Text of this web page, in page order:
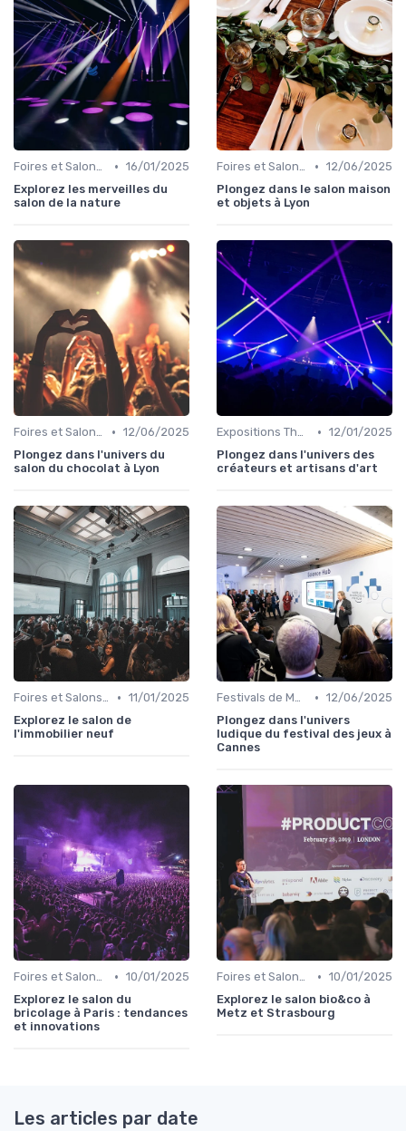
Foires et Salons Grand Public • 16/01/2025
Explorez les merveilles du
salon de la nature
Foires et Salons Grand Public • 12/06/2025
Plongez dans le salon maison
et objets à Lyon
Foires et Salons Grand Public • 12/06/2025
Plongez dans l'univers du
salon du chocolat à Lyon
Expositions Thématiques et Musées Itinérants • 12/01/2025
Plongez dans l'univers des
créateurs et artisans d'art
Foires et Salons Grand Public • 11/01/2025
Explorez le salon de
l'immobilier neuf
Festivals de Musique et Culturels • 12/06/2025
Plongez dans l'univers
ludique du festival des jeux à
Cannes
Foires et Salons Grand Public • 10/01/2025
Explorez le salon du
bricolage à Paris : tendances
et innovations
Foires et Salons Grand Public • 10/01/2025
Explorez le salon bio&co à
Metz et Strasbourg
Les articles par date